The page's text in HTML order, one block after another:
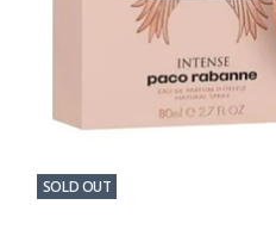
SOLD OUT